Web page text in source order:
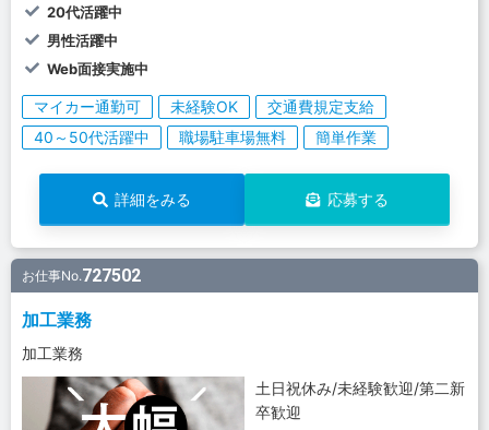
20代活躍中
男性活躍中
Web面接実施中
マイカー通勤可 未経験OK
交通費規定支給
40～50代活躍中
職場駐車場無料 簡単作業
詳細をみる 応募する
お仕事No.727502
加工業務
加工業務
土日祝休み/未経験歓迎/第二新
卒歓迎